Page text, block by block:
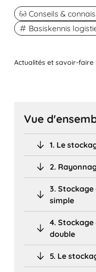
Conseils &
Basiskennis
Actualités et savoir-faire
Vue
1. Le
2.
3.
simple
4.
double
5. Le